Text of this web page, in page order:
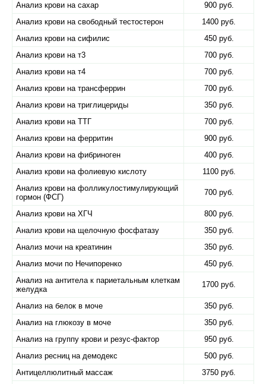
Анализ крови на сахар
900 руб.
Анализ крови на свободный тестостерон
1400 руб.
Анализ крови на сифилис
450 руб.
Анализ крови на т3
700 руб.
Анализ крови на т4
700 руб.
Анализ крови на трансферрин
700 руб.
Анализ крови на триглицериды
350 руб.
Анализ крови на ТТГ
700 руб.
Анализ крови на ферритин
900 руб.
Анализ крови на фибриноген
400 руб.
Анализ крови на фолиевую кислоту
1100 руб.
Анализ крови на фолликулостимулирующий
гормон (ФСГ)
700 руб.
Анализ крови на ХГЧ
800 руб.
Анализ крови на щелочную фосфатазу
350 руб.
Анализ мочи на креатинин
350 руб.
Анализ мочи по Нечипоренко
450 руб.
Анализ на антитела к париетальным клеткам
желудка
1700 руб.
Анализ на белок в моче
350 руб.
Анализ на глюкозу в моче
350 руб.
Анализ на группу крови и резус-фактор
950 руб.
Анализ ресниц на демодекс
500 руб.
Антицеллюлитный массаж
3750 руб.